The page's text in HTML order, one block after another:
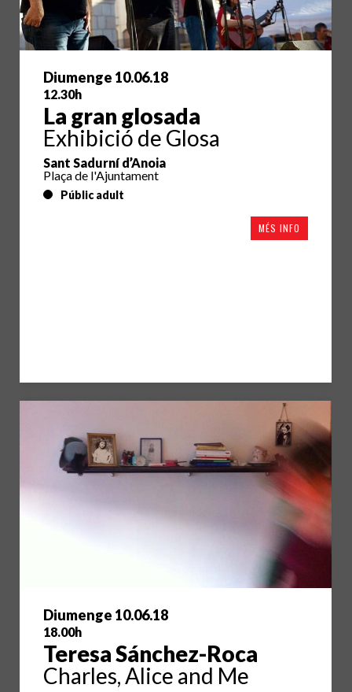
Diumenge 10.06.18
12.30h
La gran glosada
Exhibició de Glosa
Sant Sadurní d’Anoia
Plaça de l'Ajuntament
Públic adult
MÉS INFO
Diumenge 10.06.18
18.00h
Teresa Sánchez-Roca
Charles, Alice and Me